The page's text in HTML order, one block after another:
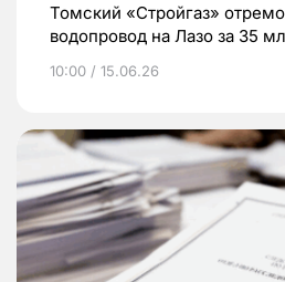
Томский «Стройгаз»
водопровод на Лазо за 35
10:00 / 15.06.26